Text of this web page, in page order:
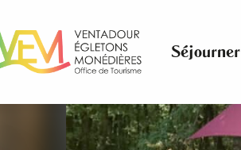
Séjourner